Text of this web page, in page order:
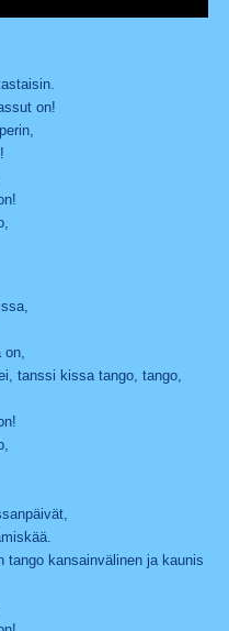
on!
on,
tanssi kissa tango, tango,
kansainvälinen ja kaunis